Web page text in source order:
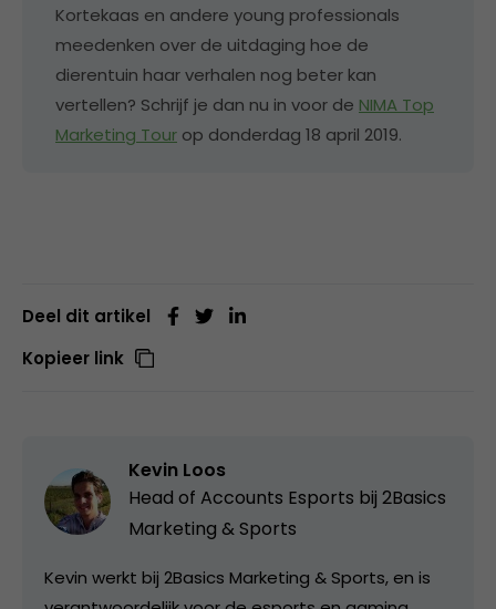
Kortekaas en andere young professionals
meedenken over de uitdaging hoe de
dierentuin haar verhalen nog beter kan
vertellen? Schrijf je dan nu in voor de NIMA Top
Marketing Tour op donderdag 18 april 2019.
Deel dit artikel
Kopieer link
Kevin Loos
Head of Accounts Esports bij 2Basics
Marketing & Sports
Kevin werkt bij 2Basics Marketing & Sports, en is